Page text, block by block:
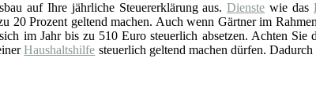
auf Ihre jährliche Steuererklärung aus.Dienste wie das
20 Prozent geltend machen. Auch wenn Gärtner im
im Jahr bis zu 510 Euro steuerlich absetzen. Achten Sie
Haushaltshilfe steuerlich geltend machen dürfen. Dadurch